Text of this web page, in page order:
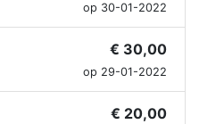
op 30-01-2022
€ 30,00
op 29-01-2022
€ 20,00